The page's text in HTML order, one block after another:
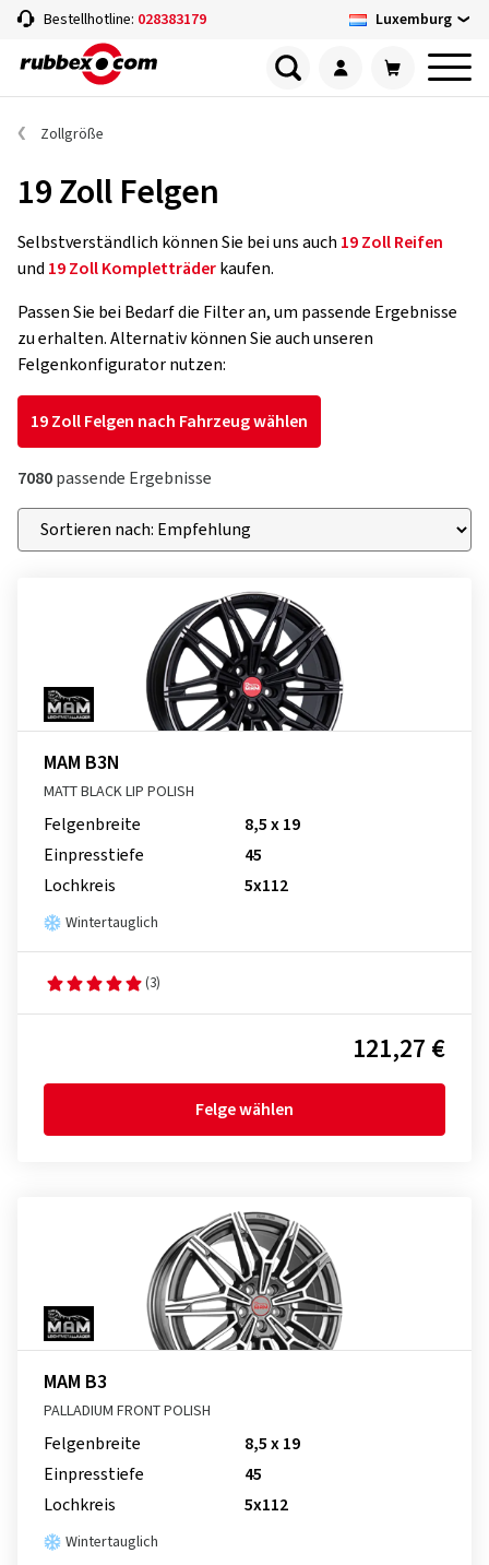
Bestellhotline: 028383179 Luxemburg
Zollgröße
19 Zoll Felgen
Selbstverständlich können Sie bei uns auch 19 Zoll Reifen
und 19 Zoll Kompletträderkaufen.
Passen Sie bei Bedarf die Filter an, um passende Ergebnisse
zu erhalten. Alternativ können Sie auch unseren
Felgenkonfigurator nutzen:
19 Zoll Felgen nach Fahrzeug wählen
7080passende Ergebnisse
MAM B3N
MATT BLACK LIP POLISH
Felgenbreite
8,5 x 19
Einpresstiefe
45
Lochkreis
5x112
Wintertauglich
(3)
121,27 €
Felge wählen
MAM B3
PALLADIUM FRONT POLISH
Felgenbreite
8,5 x 19
Einpresstiefe
45
Lochkreis
5x112
Wintertauglich